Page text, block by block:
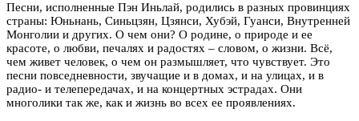
Песни, исполненные Пэн Иньлай, родились в разных провинциях
страны: Юньнань, Синьцзян, Цзянси, Хубэй, Гуанси, Внутренней
Монголии и других. О чем они? О родине, о природе и ее
красоте, о любви, печалях и радостях – словом, о жизни. Всё,
чем живет человек, о чем он размышляет, что чувствует. Это
песни повседневности, звучащие и в домах, и на улицах, и в
радио- и телепередачах, и на концертных эстрадах. Они
многолики так же, как и жизнь во всех ее проявлениях.